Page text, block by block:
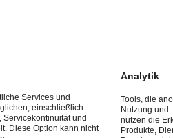
Services und
einschließlich
Servicekontinuität und
Diese Option kann nicht
Analytik
Tools, die
Nutzung und
nutzen die
Produkte,